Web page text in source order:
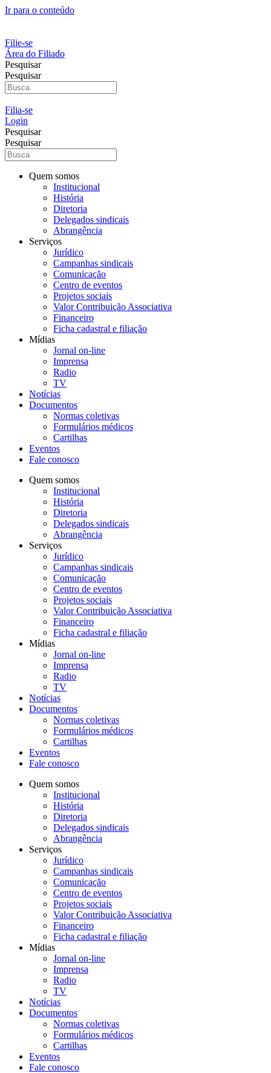
Ir para o conteúdo
Filie-se
Área do Filiado
Pesquisar
Pesquisar
Filia-se
Login
Pesquisar
Pesquisar
Quem somos
Institucional
História
Diretoria
Delegados sindicais
Abrangência
Serviços
Jurídico
Campanhas sindicais
Comunicação
Centro de eventos
Projetos sociais
Valor Contribuição Associativa
Financeiro
Ficha cadastral e filiação
Mídias
Jornal on-line
Imprensa
Radio
TV
Notícias
Documentos
Normas coletivas
Formulários médicos
Cartilhas
Eventos
Fale conosco
Quem somos
Institucional
História
Diretoria
Delegados sindicais
Abrangência
Serviços
Jurídico
Campanhas sindicais
Comunicação
Centro de eventos
Projetos sociais
Valor Contribuição Associativa
Financeiro
Ficha cadastral e filiação
Mídias
Jornal on-line
Imprensa
Radio
TV
Notícias
Documentos
Normas coletivas
Formulários médicos
Cartilhas
Eventos
Fale conosco
Quem somos
Institucional
História
Diretoria
Delegados sindicais
Abrangência
Serviços
Jurídico
Campanhas sindicais
Comunicação
Centro de eventos
Projetos sociais
Valor Contribuição Associativa
Financeiro
Ficha cadastral e filiação
Mídias
Jornal on-line
Imprensa
Radio
TV
Notícias
Documentos
Normas coletivas
Formulários médicos
Cartilhas
Eventos
Fale conosco